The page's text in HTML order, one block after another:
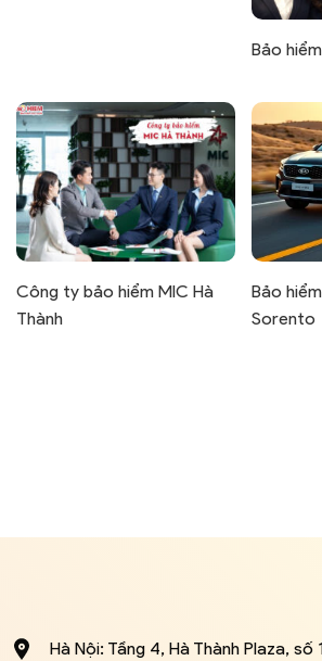
Bảo
Công ty bảo hiểm MIC Hà
Thành
Bảo
Sorento
Hà Nội: Tầng 4, Hà Thành Plaza, số